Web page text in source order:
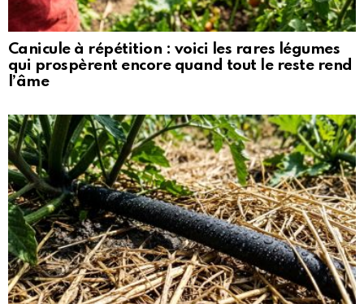
Canicule à répétition : voici les rares légumes
qui prospèrent encore quand tout le reste rend
l’âme